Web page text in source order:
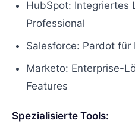
HubSpot: Integriertes
Professional
Salesforce: Pardot
Marketo: Enterprise-
Features
Spezialisierte Tools: